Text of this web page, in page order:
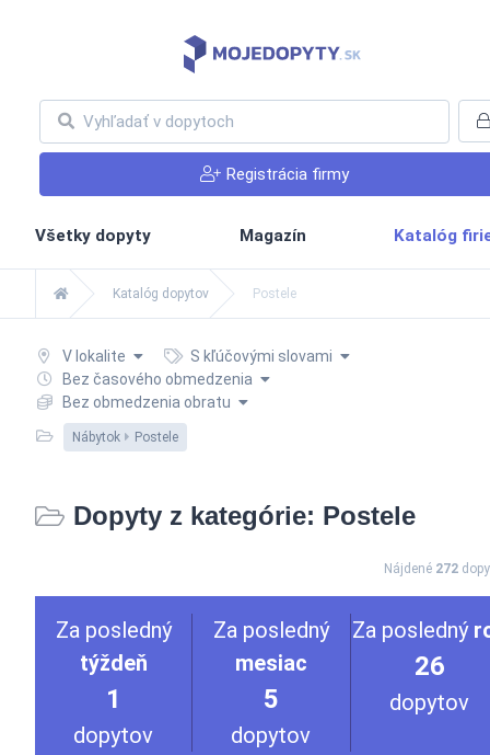
Registrácia firmy
Všetky dopyty Magazín Katalóg
Katalóg dopytov Postele
V lokalite
S kľúčovými slovami
Bez časového obmedzenia
Bez obmedzenia obratu
Nábytok Postele
Dopyty z kategórie: Postele
Nájdené 272
Za posledný
týždeň
1
dopytov
Za posledný
mesiac
5
dopytov
Za posledný
26
dopytov